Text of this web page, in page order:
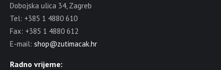
Dobojska ulica 34, Zagreb
Tel: +385 1 4880 610
Fax: +385 1 4880 612
E-mail: shop@zutimacak.hr
Radno vrijeme: